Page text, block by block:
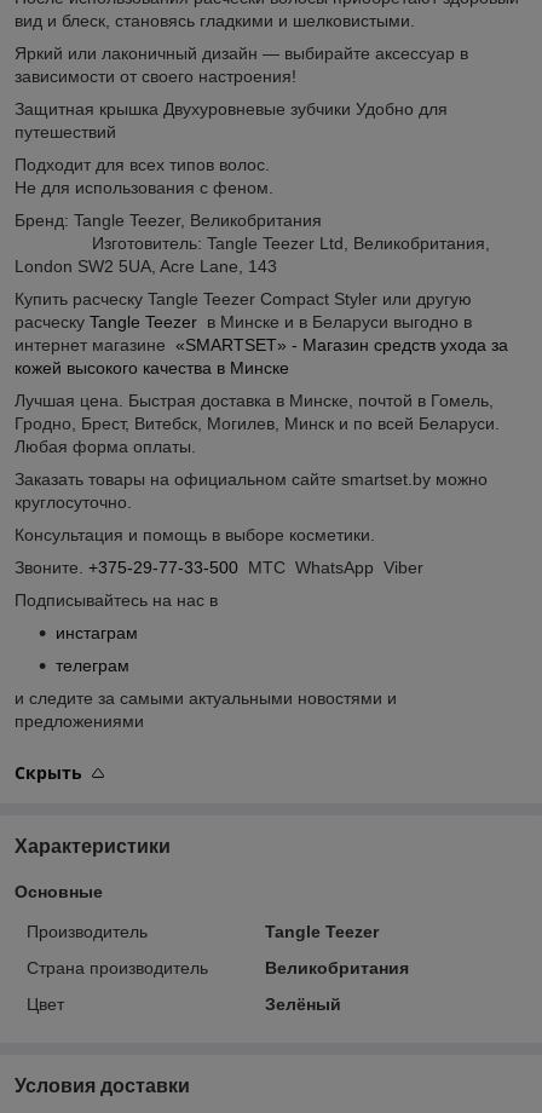
вид и блеск, становясь гладкими и шелковистыми.
Яркий или лаконичный дизайн — выбирайте аксессуар в
зависимости от своего настроения!
Защитная крышка Двухуровневые зубчики Удобно для
путешествий
Подходит для всех типов волос.
Не для использования с феном.
Бренд: Tangle Teezer, Великобритания
Изготовитель: Tangle Teezer Ltd, Великобритания,
London SW2 5UA, Acre Lane, 143
Купить расческу Tangle Teezer Compact Styler или другую
расческу Tangle Teezer в Минске и в Беларуси выгодно в
интернет магазине «SMARTSET» - Магазин средств ухода за
кожей высокого качества в Минске
Лучшая цена. Быстрая доставка в Минске, почтой в Гомель,
Гродно, Брест, Витебск, Могилев, Минск и по всей Беларуси.
Любая форма оплаты.
Заказать товары на официальном сайте smartset.by можно
круглосуточно.
Консультация и помощь в выборе косметики.
Звоните. +375-29-77-33-500 МТС WhatsApp Viber
Подписывайтесь на нас в
инстаграм
телеграм
и следите за самыми актуальными новостями и
предложениями
Скрыть
Характеристики
Основные
Производитель
Tangle Teezer
Страна производитель
Великобритания
Цвет
Зелёный
Условия доставки